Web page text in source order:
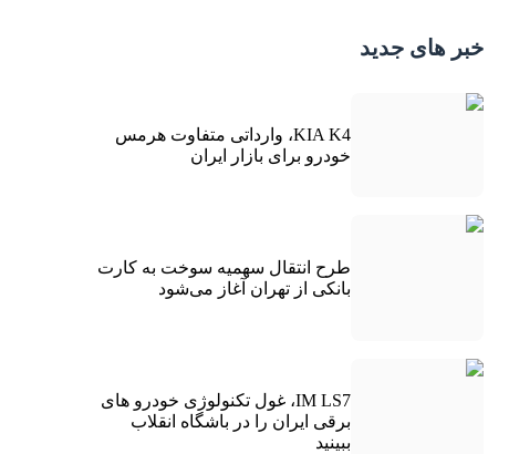
خبر های جدید
KIA K4، وارداتی متفاوت هرمس
خودرو برای بازار ایران
طرح انتقال سهمیه سوخت به کارت
بانکی از تهران آغاز می‌شود
IM LS7، غول تکنولوژی خودرو های
برقی ایران را در باشگاه انقلاب
ببینید